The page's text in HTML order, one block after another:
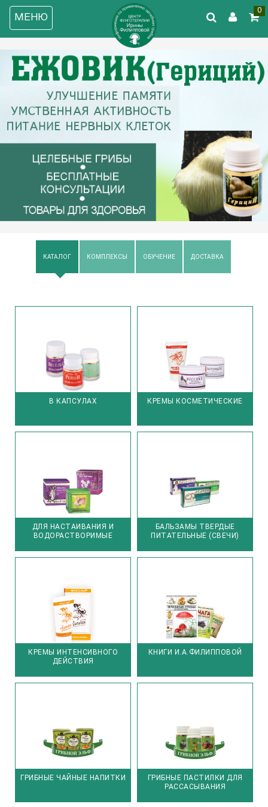
МЕНЮ
0
КАТАЛОГ КОМПЛЕКСЫ ОБУЧЕНИЕ ДОСТАВКА
В КАПСУЛАХ КРЕМЫ КОСМЕТИЧЕСКИЕ
ДЛЯ НАСТАИВАНИЯ И
ВОДОРАСТВОРИМЫЕ
БАЛЬЗАМЫ ТВЕРДЫЕ
ПИТАТЕЛЬНЫЕ (СВЕЧИ)
КРЕМЫ ИНТЕНСИВНОГО
ДЕЙСТВИЯ
КНИГИ И.А.ФИЛИППОВОЙ
ГРИБНЫЕ ЧАЙНЫЕ НАПИТКИ
ГРИБНЫЕ ПАСТИЛКИ ДЛЯ
РАССАСЫВАНИЯ